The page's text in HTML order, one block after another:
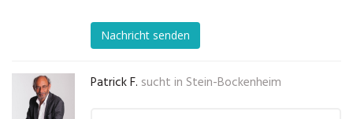
Nachricht senden
Patrick F. sucht in Stein-Bockenheim